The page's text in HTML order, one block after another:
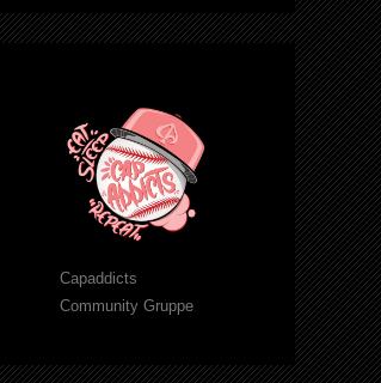
Capaddicts
Community Gruppe